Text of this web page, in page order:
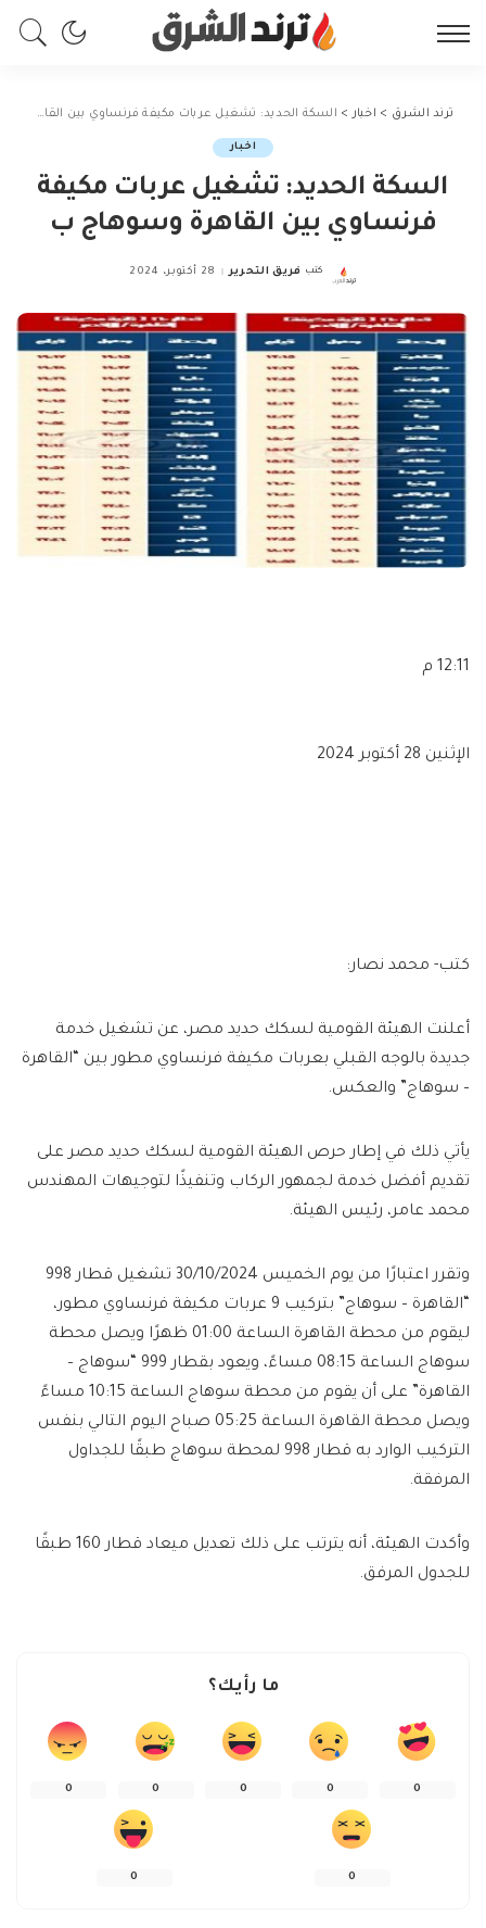
ترند الشرق > اخبار > السكة الحديد: تشغيل عربات مكيفة فرنساوي بين القاهرة وسوهاج ب
اخبار
السكة الحديد: تشغيل عربات مكيفة
فرنساوي بين القاهرة وسوهاج ب
Posted
كتب فريق التحرير 28 أكتوبر، 2024
12:11 م
الإثنين 28 أكتوبر 2024
كتب- محمد نصار:
أعلنت الهيئة القومية لسكك حديد مصر، عن تشغيل خدمة
جديدة بالوجه القبلي بعربات مكيفة فرنساوي مطور بين “القاهرة
– سوهاج” والعكس.
يأتي ذلك في إطار حرص الهيئة القومية لسكك حديد مصر على
تقديم أفضل خدمة لجمهور الركاب وتنفيذًا لتوجيهات المهندس
محمد عامر، رئيس الهيئة.
وتقرر اعتبارًا من يوم الخميس 30/10/2024 تشغيل قطار 998
“القاهرة – سوهاج” بتركيب 9 عربات مكيفة فرنساوي مطور،
ليقوم من محطة القاهرة الساعة 01:00 ظهرًا ويصل محطة
سوهاج الساعة 08:15 مساءً، ويعود بقطار 999 “سوهاج –
القاهرة” على أن يقوم من محطة سوهاج الساعة 10:15 مساءً
ويصل محطة القاهرة الساعة 05:25 صباح اليوم التالي بنفس
التركيب الوارد به قطار 998 لمحطة سوهاج طبقًا للجداول
المرفقة.
وأكدت الهيئة، أنه يترتب على ذلك تعديل ميعاد قطار 160 طبقًا
للجدول المرفق.
ما رأيك؟
0
0
0
0
0
0
0